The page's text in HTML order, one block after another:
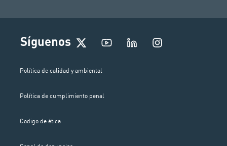
Síguenos
I
n
Política de calidad y ambiental
Política de cumplimiento penal
Codigo de ética